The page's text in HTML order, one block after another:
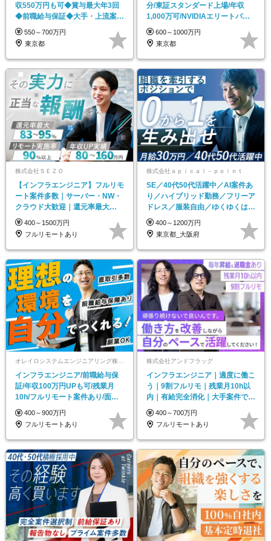
収550万円も可◆賞与最大年3回
◆前職給与保証◆大手・上流案件
多数◆CM放送中
550～700万円
東京都
分/東証スタンダード上場/年収
1,000万可/NVIDIAエリートパー
トナー
600～1000万円
東京都
株式会社ＳＥＺＯ
【インフラエンジニア】フルリモ
ート案件多数｜サーバー・NW・
クラウド大歓迎｜還元率最大
95％｜残業6H以下
400～1500万円
フルリモートあり
株式会社ａｐｉｃａｌ－ｐｏｉｎｔ
SE／40代50代活躍中／AI案件あ
り／ハイブリッド勤務／フリーア
ドレス／服装自由／ゆくゆくはマ
ネージャー可
400～1200万円
東京都_大阪府
オレイロシステムエンジニアリング株式会社
インフラエンジニア/前職給与保
証/年収100万円UPも可/残業月
10h/フルリモート案件あり/面接1
回
400～900万円
フルリモートあり
株式会社アンドフラッグ
インフラエンジニア｜適度に働こ
う｜9割フルリモ｜残業月10h以
内｜有給完全消化｜大手案件で自
然にスキルUP
400～700万円
フルリモートあり